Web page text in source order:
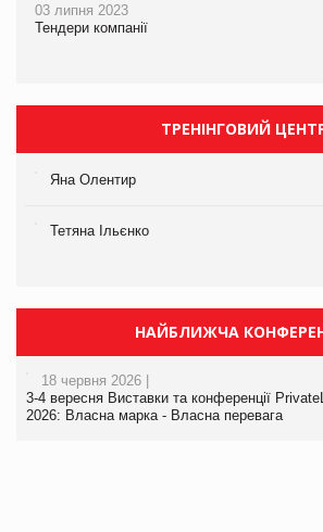
03 липня 2023
Тендери компанії
ТРЕНІНГОВИЙ
Яна Олентир
Тетяна Ільєнко
НАЙБЛИЖЧА
18 червня 2026 |
3-4 вересня Виставки та конференції
2026: Власна марка - Власна перевага